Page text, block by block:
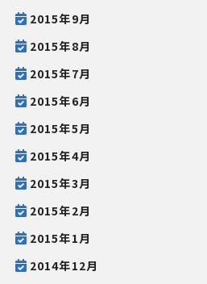
2015年9月
2015年8月
2015年7月
2015年6月
2015年5月
2015年4月
2015年3月
2015年2月
2015年1月
2014年12月